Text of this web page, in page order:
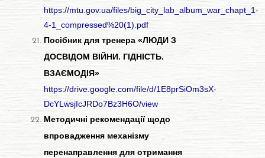
https://mtu.gov.ua/files/big_city_lab_album_war_chapt_1-
4-1_compressed%20(1).pdf
Посібник для тренера «ЛЮДИ З
ДОСВІДОМ ВІЙНИ. ГІДНІСТЬ.
ВЗАЄМОДІЯ»
https://drive.google.com/file/d/1E8prSiOm3sX-
DcYLwsjIcJRDo7Bz3H6O/view
Методичні рекомендації щодо
впровадження механізму
перенаправлення для отримання